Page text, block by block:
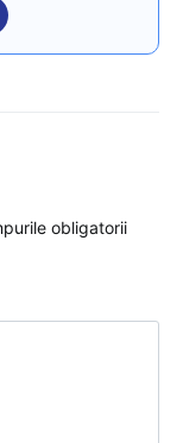
obligatorii